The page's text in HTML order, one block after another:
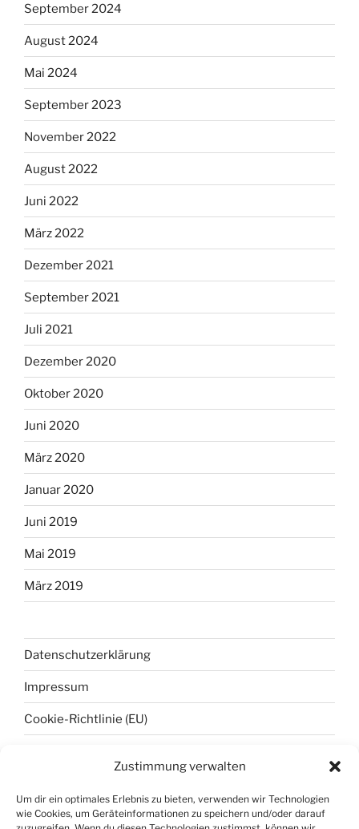
Zustimmung verwalten
Um dir ein optimales Erlebnis zu bieten, verwenden wir Technologien
wie Cookies, um Geräteinformationen zu speichern und/oder darauf
September 2024
August 2024
Mai 2024
September 2023
November 2022
August 2022
Juni 2022
März 2022
Dezember 2021
September 2021
Juli 2021
Dezember 2020
Oktober 2020
Juni 2020
März 2020
Januar 2020
Juni 2019
Mai 2019
März 2019
Datenschutzerklärung
Impressum
Cookie-Richtlinie (EU)
Anmelden